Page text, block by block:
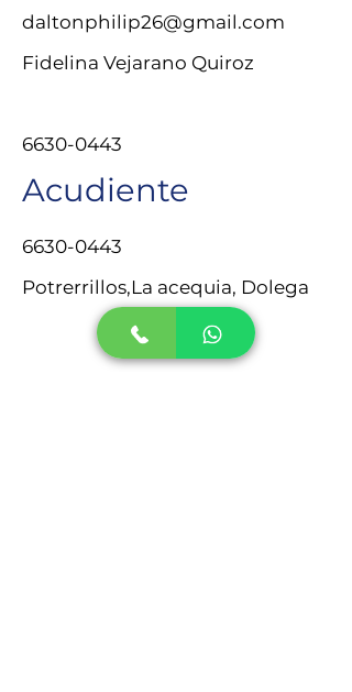
daltonphilip26@gmail.com
Fidelina Vejarano Quiroz
6630-0443
Acudiente
6630-0443
Potrerrillos,La acequia, Dolega
David,Chiriqui